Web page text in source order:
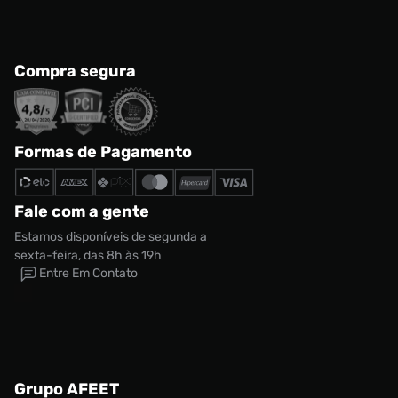
Compra segura
Formas de Pagamento
Fale com a gente
Estamos disponíveis de segunda a
sexta-feira, das 8h às 19h
Entre Em Contato
Grupo AFEET